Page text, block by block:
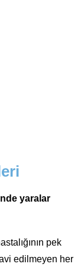
yaralar
pek
edilmeyen her